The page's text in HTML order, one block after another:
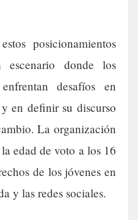
posicionamientos
escenario donde los
desafíos en
en definir su discurso
La organización
edad de voto a los 16
de los jóvenes en
y las redes sociales.